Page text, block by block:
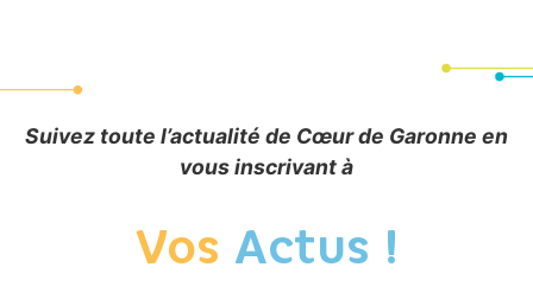
Suivez toute l’actualité de Cœur de Garonne en
vous inscrivant à
Vos Actus !